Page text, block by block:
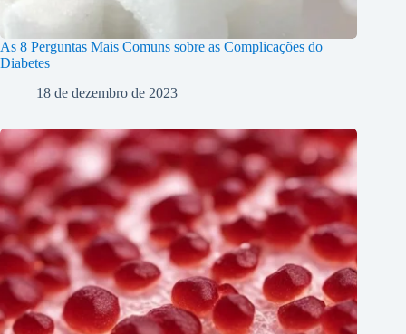
As 8 Perguntas Mais Comuns sobre as Complicações do
Diabetes
18 de dezembro de 2023